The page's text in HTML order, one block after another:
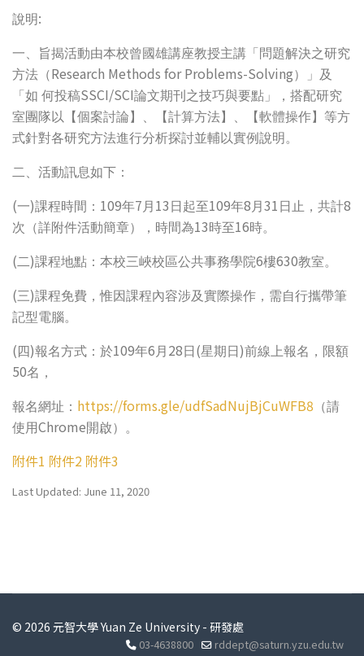
說明:
一、旨揭活動由本校曾國雄講座教授主講「問題解決之研究
方法（Research Methods for Problems-Solving）」及
「如 何投稿SSCI/SCI論文期刊之技巧與要點」，搭配研究
室團隊以【個案討論】、【計算方法】、【軟體操作】等方
式針對各研究方法進行分析探討並輔以實例說明。
二、活動訊息如下：
(一)課程時間： 109年7 月 13 日起至109年8 月 31 日止，共計8
次（詳附件活動簡章），時間為13時至16時。
(二)課程地點：本校三峽校區公共事務學院6樓630教室。
(三)課程免費，惟因課程內容涉及實際操作，需自行攜帶筆
記型電腦。
( 四)報名方式：於109年6 月 28 日 (星期日 )前線上報名，限額
50名，
報名網址： https://forms.gle/udfSadNujBjCuWFB8 （請
使用Chrome開啟）。
附件1 附件2 附件3
Last Updated: June 11, 2020
© 2026 元智大學 Yuan Ze University - 研發處
03-4638800 rddept@saturn.yzu.edu.tw